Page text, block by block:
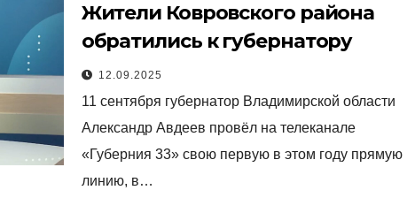
Жители Ковровского района
обратились к губернатору
12.09.2025
11 сентября губернатор Владимирской области
Александр Авдеев провёл на телеканале
«Губерния 33» свою первую в этом году прямую
линию, в…